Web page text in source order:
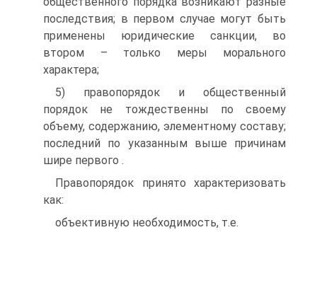
последствия; в первом случае могут быть
применены юридические санкции, во
втором – только меры морального
характера;
5) правопорядок и общественный
порядок не тождественны по своему
объему, содержанию, элементному составу;
последний по указанным выше причинам
шире первого .
Правопорядок принято характеризовать
как:
объективную необходимость, т.е.